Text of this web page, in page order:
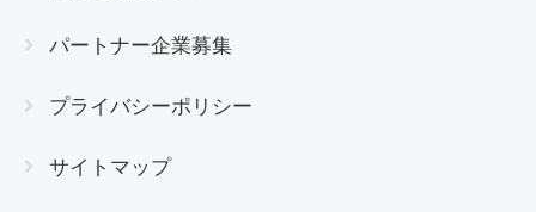
パートナー企業募集
プライバシーポリシー
サイトマップ